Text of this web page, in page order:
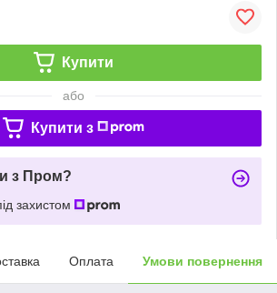
Купити
або
Купити з
з Пром?
захистом
Оплата Умови повернення